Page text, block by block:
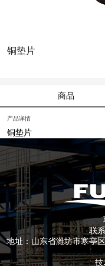
铜垫片
商品
产品详情
铜垫片
联
地址：山东省潍坊市寒亭
技